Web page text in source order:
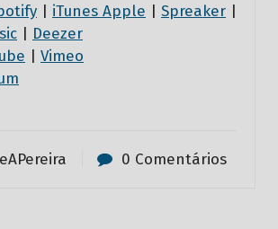
iTunes Apple Spreaker
Deezer
Vimeo
0 Comentários